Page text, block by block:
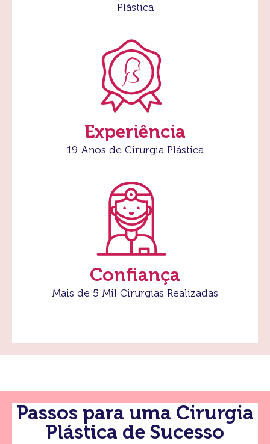
Plástica
Experiência
19 Anos de Cirurgia Plástica
Confiança
Mais de 5 Mil Cirurgias Realizadas
Passos para uma Cirurgia
Plástica de Sucesso